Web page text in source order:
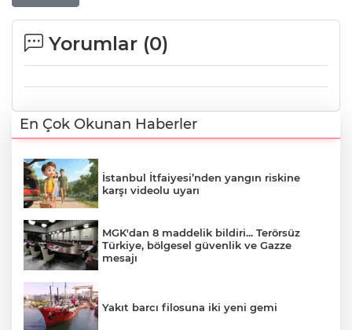
Yorumlar (0)
En Çok Okunan Haberler
İstanbul İtfaiyesi’nden yangın riskine
karşı videolu uyarı
MGK'dan 8 maddelik bildiri... Terörsüz
Türkiye, bölgesel güvenlik ve Gazze
mesajı
Yakıt barcı filosuna iki yeni gemi